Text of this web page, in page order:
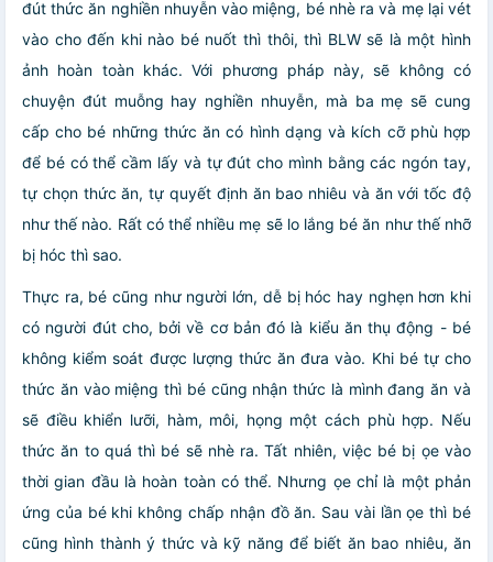
đút thức ăn nghiền nhuyễn vào miệng, bé nhè ra và mẹ lại vét
vào cho đến khi nào bé nuốt thì thôi, thì BLW sẽ là một hình
ảnh hoàn toàn khác. Với phương pháp này, sẽ không có
chuyện đút muỗng hay nghiền nhuyễn, mà ba mẹ sẽ cung
cấp cho bé những thức ăn có hình dạng và kích cỡ phù hợp
để bé có thể cầm lấy và tự đút cho mình bằng các ngón tay,
tự chọn thức ăn, tự quyết định ăn bao nhiêu và ăn với tốc độ
như thế nào. Rất có thể nhiều mẹ sẽ lo lắng bé ăn như thế nhỡ
bị hóc thì sao.
Thực ra, bé cũng như người lớn, dễ bị hóc hay nghẹn hơn khi
có người đút cho, bởi về cơ bản đó là kiểu ăn thụ động - bé
không kiểm soát được lượng thức ăn đưa vào. Khi bé tự cho
thức ăn vào miệng thì bé cũng nhận thức là mình đang ăn và
sẽ điều khiển lưỡi, hàm, môi, họng một cách phù hợp. Nếu
thức ăn to quá thì bé sẽ nhè ra. Tất nhiên, việc bé bị ọe vào
thời gian đầu là hoàn toàn có thể. Nhưng ọe chỉ là một phản
ứng của bé khi không chấp nhận đồ ăn. Sau vài lần ọe thì bé
cũng hình thành ý thức và kỹ năng để biết ăn bao nhiêu, ăn